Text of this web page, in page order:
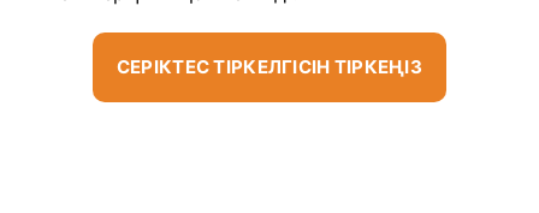
СЕРІКТЕС ТІРКЕЛГІСІН ТІРКЕҢІЗ